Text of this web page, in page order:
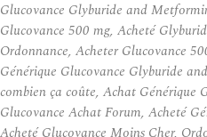
Glucovance Glyburide and
Glucovance 500 mg, Acheté
Ordonnance, Acheter Glucovance
Générique Glucovance Glyburide
combien ça coûte, Achat Générique
Glucovance Achat Forum, Acheté